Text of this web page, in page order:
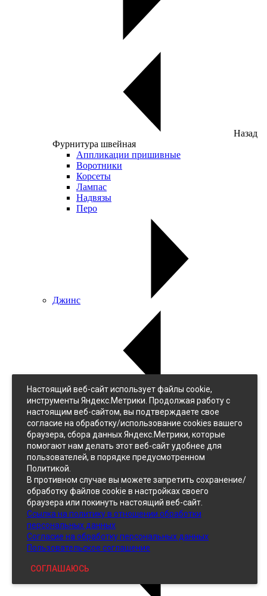
Назад
Фурнитура швейная
Аппликации пришивные
Воротники
Корсеты
Лампас
Надвязы
Перо
Джинс
Джинс
Однотонный
Принтованный
Кожзам
Настоящий веб-сайт использует файлы cookie,
инструменты Яндекс.Метрики. Продолжая работу с
настоящим веб-сайтом, вы подтверждаете свое
согласие на обработку/использование cookies вашего
браузера, сбора данных Яндекс.Метрики, которые
помогают нам делать этот веб-сайт удобнее для
пользователей, в порядке предусмотренном
Политикой.
В противном случае вы можете запретить сохранение/
обработку файлов cookie в настройках своего
браузера или покинуть настоящий веб-сайт.
Ссылка на политику в отношении обработки
персональных данных
Согласие на обработку персональных данных
Пользовательское соглашение
СОГЛАШАЮСЬ